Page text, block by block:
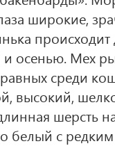
широкие,
происходит
и осенью. Мех
равных среди
высокий,
шерсть
белый с